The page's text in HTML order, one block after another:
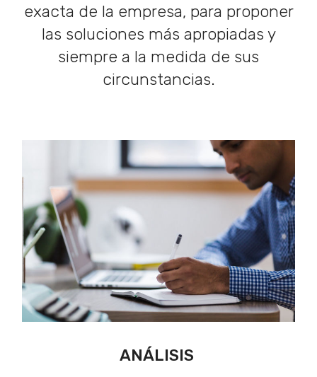
exacta de la empresa, para proponer
las soluciones más apropiadas y
siempre a la medida de sus
circunstancias.
ANÁLISIS